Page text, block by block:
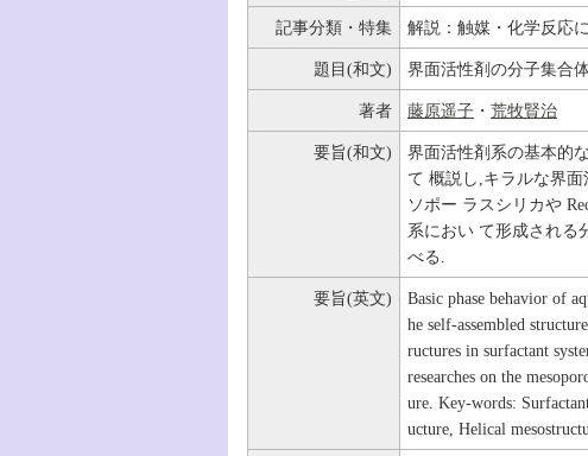
記事分類・特集 解説：触媒・化学反応
題目(和文) 界面活性剤の分子集合
著者 藤原遥子 ・ 荒牧賢治
要旨(和文)
界面活性剤系の基本的
て 概説し,キラルな界
ソポー ラスシリカや
系におい て形成される
べる.
要旨(英文)
Basic phase behavior of
he self-assembled
ructures in surfactant
researches on the
ure. Key-words:
ucture, Helical